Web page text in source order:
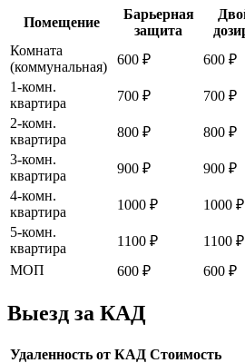
Помещение
Барьерная
защита
Комната
(коммунальная)
600 ₽ 600 ₽
1-комн.
квартира
700 ₽ 700 ₽
2-комн.
квартира
800 ₽ 800 ₽
3-комн.
квартира
900 ₽ 900 ₽
4-комн.
квартира
1000 ₽ 1000 ₽
5-комн.
квартира
1100 ₽ 1100 ₽
МОП
600 ₽ 600 ₽
Выезд за КАД
Удаленность от КАД Стоимость